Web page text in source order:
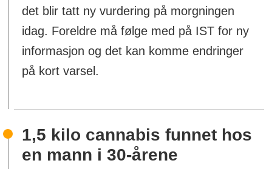
det blir tatt ny vurdering på morgningen
idag. Foreldre må følge med på IST for ny
informasjon og det kan komme endringer
på kort varsel.
1,5 kilo cannabis funnet hos
en mann i 30-årene